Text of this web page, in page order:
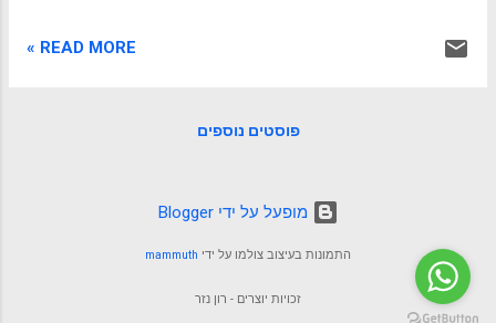
מגילת העצמאות - חזון משימה וערכים למיקוד
הנאומים המפורסמים בתולדות מדינת ישראל.
פלסטינים מרצועת עזה. ההספד שנשא דיין על
רושם עמוק על הציבור בישראל. בהספד, דיין
READ MORE »
פוסטים נוספים
‏מופעל על ידי Blogger
התמונות בעיצוב צולמו על ידי mammuth
זכויות יוצרים - רון נזר